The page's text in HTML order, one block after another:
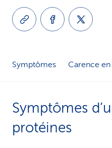
Symptômes Carence
Symptômes
protéines